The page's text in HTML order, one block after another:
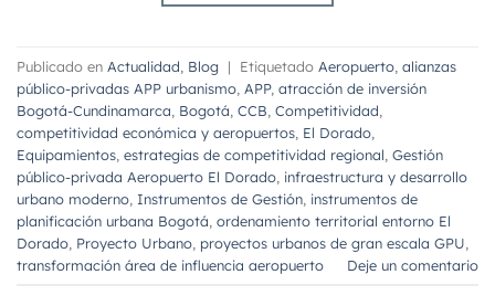
Publicado en Actualidad Blog | Etiquetado Aeropuerto alianzas
público-privadas APP urbanismo APP, atracción de inversión
Bogotá-Cundinamarca Bogotá CCB Competitividad
competitividad económica y aeropuertos El Dorado
Equipamientos estrategias de competitividad regional Gestión
público-privada Aeropuerto El Dorado infraestructura y desarrollo
urbano moderno Instrumentos de Gestión instrumentos de
planificación urbana Bogotá ordenamiento territorial entorno El
Dorado Proyecto Urbano proyectos urbanos de gran escala GPU
transformación área de influencia aeropuerto
Deje un comentario